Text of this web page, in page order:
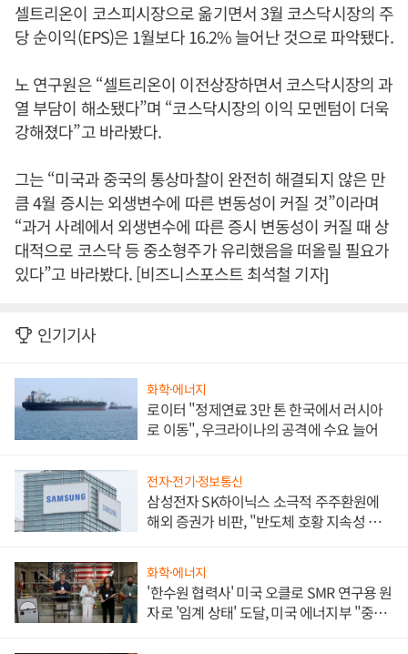
셀트리온이 코스피시장으로 옮기면서 3월 코스닥시장의 주
당 순이익(EPS)은 1월보다 16.2% 늘어난 것으로 파악됐다.
노 연구원은 “셀트리온이 이전상장하면서 코스닥시장의 과
열 부담이 해소됐다”며 “코스닥시장의 이익 모멘텀이 더욱
강해졌다”고 바라봤다.
그는 “미국과 중국의 통상마찰이 완전히 해결되지 않은 만
큼 4월 증시는 외생변수에 따른 변동성이 커질 것”이라며
“과거 사례에서 외생변수에 따른 증시 변동성이 커질 때 상
대적으로 코스닥 등 중소형주가 유리했음을 떠올릴 필요가
있다”고 바라봤다. [비즈니스포스트 최석철 기자]
인기기사
화학·에너지
로이터 "정제연료 3만 톤 한국에서 러시아
로 이동", 우크라이나의 공격에 수요 늘어
전자·전기·정보통신
삼성전자 SK하이닉스 소극적 주주환원에
해외 증권가 비판, "반도체 호황 지속성 의
화학·에너지
'한수원 협력사' 미국 오클로 SMR 연구용 원
자로 '임계 상태' 도달, 미국 에너지부 "중요